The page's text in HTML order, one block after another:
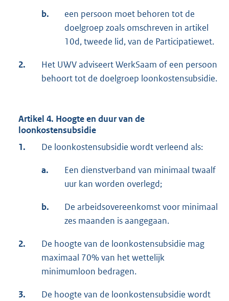
b.
een persoon moet behoren tot de
doelgroep zoals omschreven in artikel
10d, tweede lid, van de Participatiewet.
2.
Het UWV adviseert WerkSaam of een persoon
behoort tot de doelgroep loonkostensubsidie.
Artikel 4. Hoogte en duur van de
loonkostensubsidie
1.
De loonkostensubsidie wordt verleend als:
a.
Een dienstverband van minimaal twaalf
uur kan worden overlegd;
b.
De arbeidsovereenkomst voor minimaal
zes maanden is aangegaan.
2.
De hoogte van de loonkostensubsidie mag
maximaal 70% van het wettelijk
minimumloon bedragen.
3.
De hoogte van de loonkostensubsidie wordt